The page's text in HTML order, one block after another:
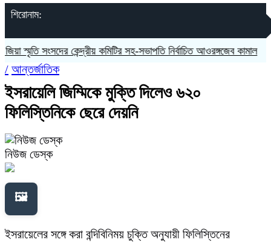
শিরোনাম:
স্মৃতি সংসদের কেন্দ্রীয় কমিটির সহ-সভাপতি নির্বাচিত আওরঙ্গজেব কামাল
/ আন্তর্জাতিক
ইসরায়েলি জিম্মিকে মুক্তি দিলেও ৬২০
ফিলিস্তিনিকে ছেরে দেয়নি
নিউজ ডেস্ক
🖼️
ইসরায়েলের সঙ্গে করা বন্দিবিনিময় চুক্তি অনুযায়ী ফিলিস্তিনের